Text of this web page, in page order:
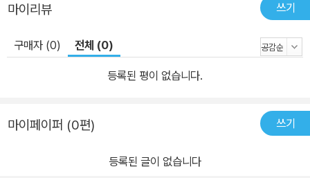
마이리뷰 쓰기
구매자 (0) 전체 (0)
등록된 평이 없습니다.
마이페이퍼 (0편) 쓰기
등록된 글이 없습니다